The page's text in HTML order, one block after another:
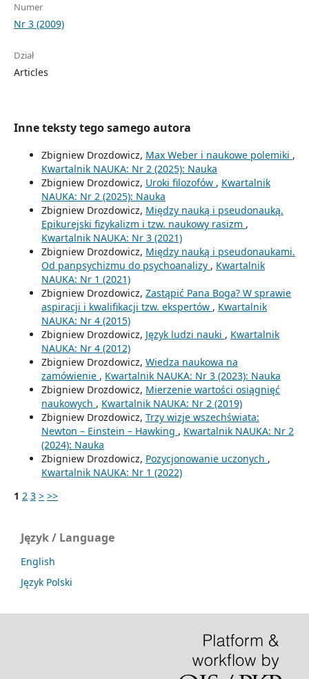
Numer
Nr 3 (2009)
Dział
Articles
Inne teksty tego samego autora
Zbigniew Drozdowicz, Max Weber i naukowe polemiki ,
Kwartalnik NAUKA: Nr 2 (2025): Nauka
Zbigniew Drozdowicz, Uroki filozofów , Kwartalnik
NAUKA: Nr 2 (2025): Nauka
Zbigniew Drozdowicz, Między nauką i pseudonauką.
Epikurejski fizykalizm i tzw. naukowy rasizm ,
Kwartalnik NAUKA: Nr 3 (2021)
Zbigniew Drozdowicz, Między nauką i pseudonaukami.
Od panpsychizmu do psychoanalizy , Kwartalnik
NAUKA: Nr 1 (2021)
Zbigniew Drozdowicz, Zastąpić Pana Boga? W sprawie
aspiracji i kwalifikacji tzw. ekspertów , Kwartalnik
NAUKA: Nr 4 (2015)
Zbigniew Drozdowicz, Język ludzi nauki , Kwartalnik
NAUKA: Nr 4 (2012)
Zbigniew Drozdowicz, Wiedza naukowa na
zamówienie , Kwartalnik NAUKA: Nr 3 (2023): Nauka
Zbigniew Drozdowicz, Mierzenie wartości osiągnięć
naukowych , Kwartalnik NAUKA: Nr 2 (2019)
Zbigniew Drozdowicz, Trzy wizje wszechświata:
Newton – Einstein – Hawking , Kwartalnik NAUKA: Nr 2
(2024): Nauka
Zbigniew Drozdowicz, Pozycjonowanie uczonych ,
Kwartalnik NAUKA: Nr 1 (2022)
1 2 3 > >>
Język / Language
English
Język Polski